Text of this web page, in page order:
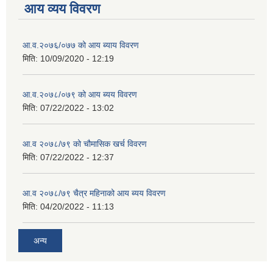
आय व्यय विवरण
आ.व.२०७६/०७७ को आय ब्याय विवरण
मिति: 10/09/2020 - 12:19
आ.व.२०७८/०७९ को आय ब्यय विवरण
मिति: 07/22/2022 - 13:02
आ.व २०७८/७९ को चौमासिक खर्च विवरण
मिति: 07/22/2022 - 12:37
आ.व २०७८/७९ चैत्र महिनाको आय ब्यय विवरण
मिति: 04/20/2022 - 11:13
अन्य